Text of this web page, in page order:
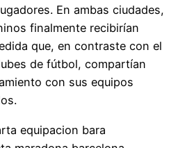
En ambas ciudades,
finalmente recibirían
que, en contraste con el
de fútbol, compartían
con sus equipos